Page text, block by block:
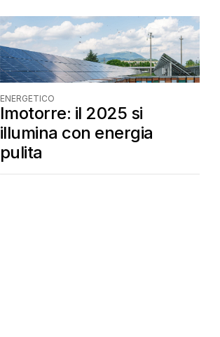
ENERGETICO
Imotorre: il 2025 si
illumina con energia
pulita